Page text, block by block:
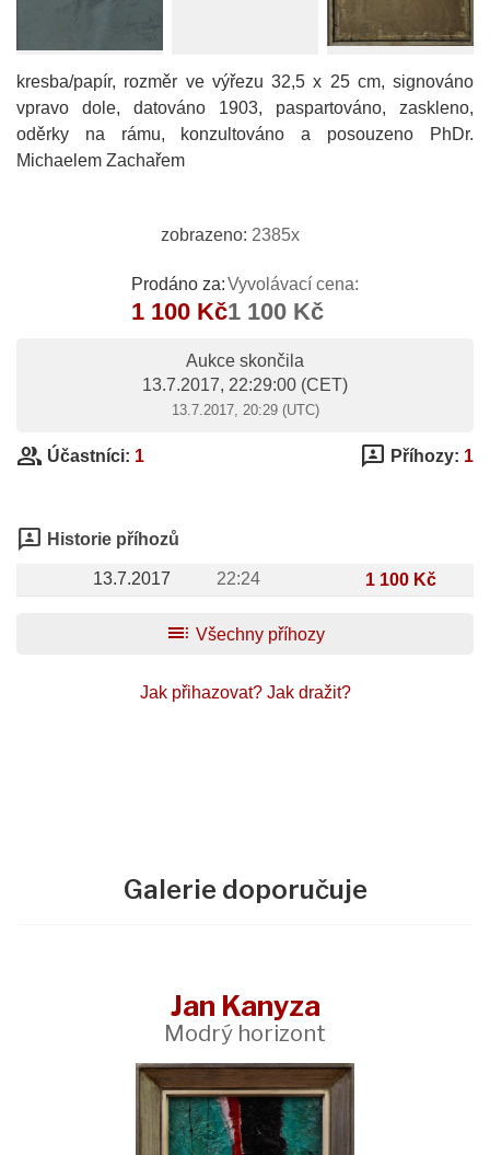
kresba/papír, rozměr ve výřezu 32,5 x 25 cm, signováno
vpravo dole, datováno 1903, paspartováno, zaskleno,
oděrky na rámu, konzultováno a posouzeno PhDr.
Michaelem Zachařem
zobrazeno: 2385x
Prodáno za:
1 100 Kč
Vyvolávací cena:
1 100 Kč
Aukce skončila
13.7.2017, 22:29:00 (CET)
13.7.2017, 20:29 (UTC)
group Účastníci: 1 3p Příhozy: 1
3p Historie příhozů
13.7.2017 22:24 1 100 Kč
toc Všechny příhozy
Jak přihazovat? Jak dražit?
Galerie doporučuje
Jan Kanyza
Modrý horizont